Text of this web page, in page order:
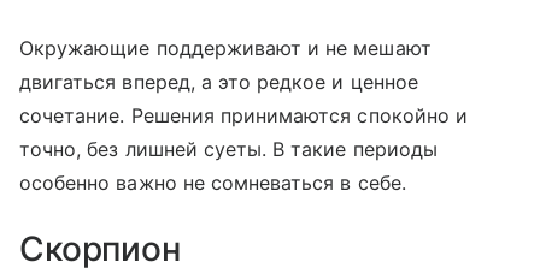
Окружающие поддерживают и не мешают
двигаться вперед, а это редкое и ценное
сочетание. Решения принимаются спокойно и
точно, без лишней суеты. В такие периоды
особенно важно не сомневаться в себе.
Скорпион